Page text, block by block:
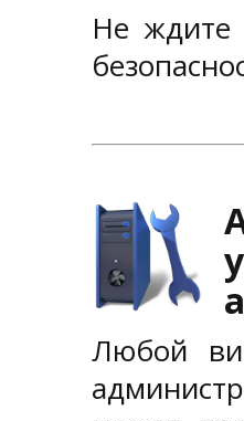
Не ждите
Любой